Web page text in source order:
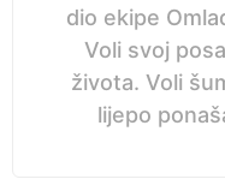
dio ekipe
Voli svoj
života. Voli
lijepo